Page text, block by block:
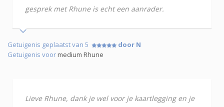
gesprek met Rhune is echt een aanrader.
Getuigenis geplaatst van 5
door N
Getuigenis voormedium Rhune
Lieve Rhune, dank je wel voor je kaartlegging en je